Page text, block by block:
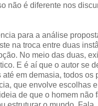
não é diferente nos
para a análise
na troca entre duas
No meio das duas,
E é aí que o autor se
até em demasia, todos os
que envolve escolhas
de que o homem não